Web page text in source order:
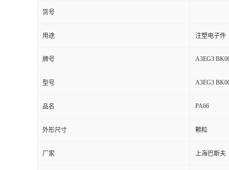
货号
用途 注塑电子件
牌号 A3EG3
型号 A3EG3
品名 PA66
外形尺寸 颗粒
厂家 上海巴斯夫